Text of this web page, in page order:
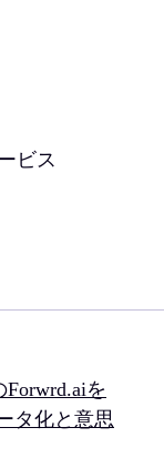
ビス
Forwrd.aiを
タ化と意思